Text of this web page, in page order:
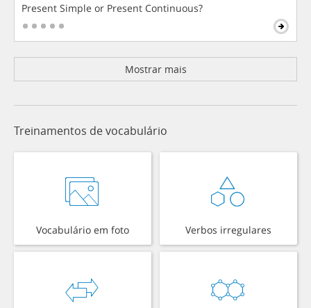
Present Simple or Present Continuous?
Mostrar mais
Treinamentos de vocabulário
Vocabulário em foto Verbos irregulares